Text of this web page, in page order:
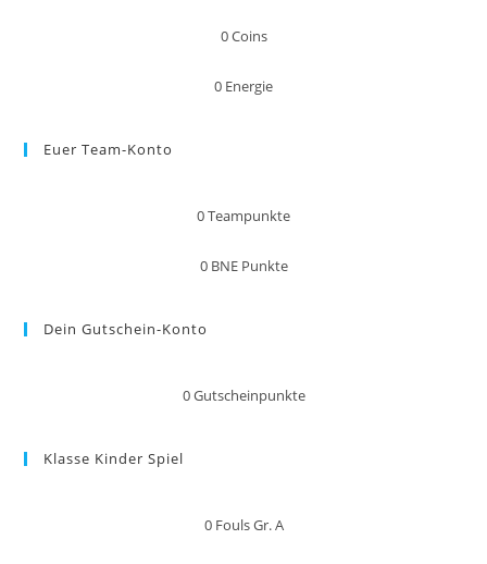
0Coins
0 Energie
Euer Team-Konto
0Teampunkte
0 BNE Punkte
Dein Gutschein-Konto
0Gutscheinpunkte
Klasse Kinder Spiel
0 Fouls Gr. A